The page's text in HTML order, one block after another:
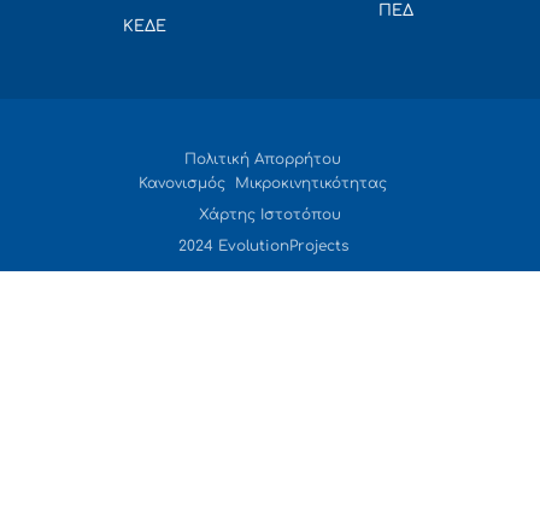
ΚΕΔΕ
ΠΕΔ
Πολιτική Απορρήτου
Κανονισμός Μικροκινητικότητας
Χάρτης Ιστοτόπου
2024 EvolutionProjects